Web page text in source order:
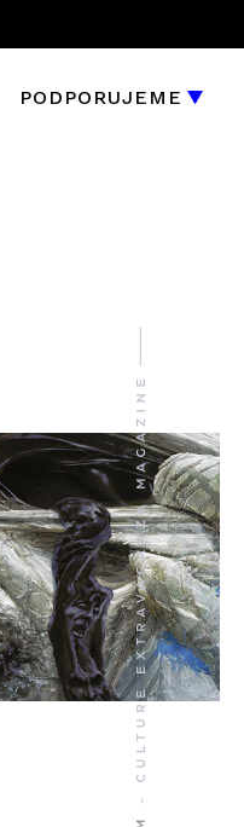
PODPORUJEME